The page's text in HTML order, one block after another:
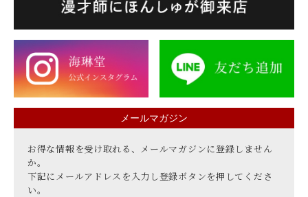
メールマガジン
お得な情報を受け取れる、メールマガジンに登録しません
か。
下記にメールアドレスを入力し登録ボタンを押してくださ
い。